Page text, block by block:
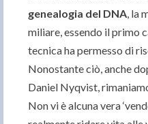
genealogia del DNA, la
miliare, essendo il primo
tecnica ha permesso di
Nonostante ciò, anche
Daniel Nyqvist,
Non vi è alcuna vera